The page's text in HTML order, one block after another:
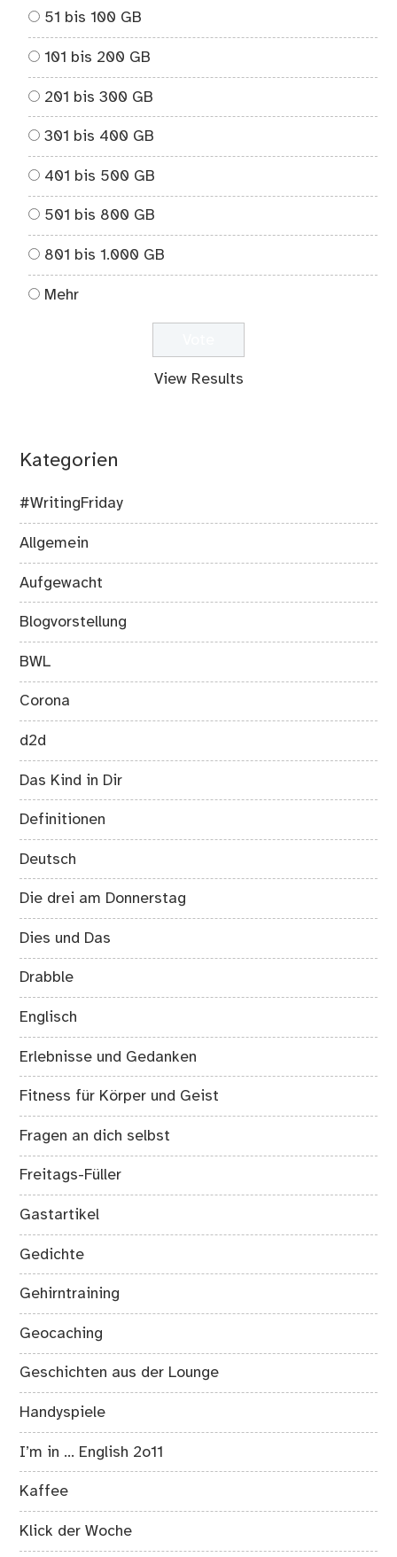
51 bis 100 GB
101 bis 200 GB
201 bis 300 GB
301 bis 400 GB
401 bis 500 GB
501 bis 800 GB
801 bis 1.000 GB
Mehr
View Results
Kategorien
#WritingFriday
Allgemein
Aufgewacht
Blogvorstellung
BWL
Corona
d2d
Das Kind in Dir
Definitionen
Deutsch
Die drei am Donnerstag
Dies und Das
Drabble
Englisch
Erlebnisse und Gedanken
Fitness für Körper und Geist
Fragen an dich selbst
Freitags-Füller
Gastartikel
Gedichte
Gehirntraining
Geocaching
Geschichten aus der Lounge
Handyspiele
I’m in … English 2o11
Kaffee
Klick der Woche